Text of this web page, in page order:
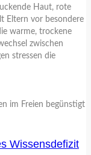
Haut, rote
Eltern vor besondere
warme, trockene
zwischen
stressen die
Wissensdefizit